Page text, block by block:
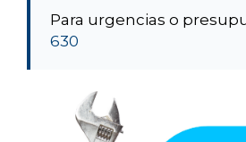
Para urgencias o
630